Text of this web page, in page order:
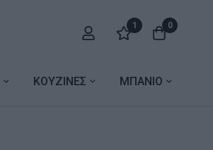
1 0
ΚΟΥΖΙΝΕΣ ΜΠΑΝΙΟ